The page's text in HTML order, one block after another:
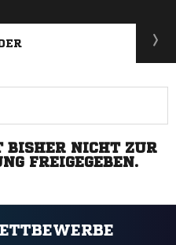
BISHER NICHT ZUR
FREIGEGEBEN.